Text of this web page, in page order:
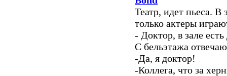
Театр, идет пьеса. В
только актеры
- Доктор, в зале
С бельэтажа
-Да, я доктор!
-Коллега, что за